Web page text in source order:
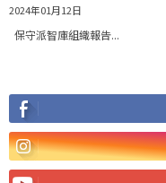
2024年01月12日
保守派智庫組織報告...